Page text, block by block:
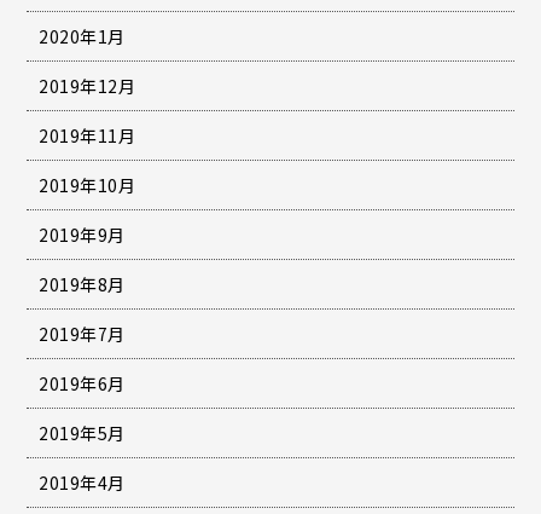
2020年1月
2019年12月
2019年11月
2019年10月
2019年9月
2019年8月
2019年7月
2019年6月
2019年5月
2019年4月